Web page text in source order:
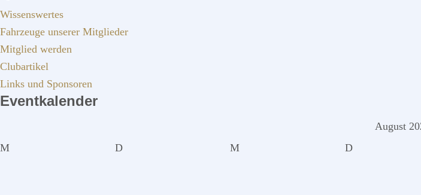
Wissenswertes
Fahrzeuge unserer Mitglieder
Mitglied werden
Clubartikel
Links und Sponsoren
Eventkalender
August
M
D M D